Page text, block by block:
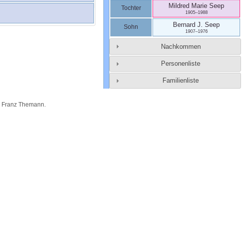
Tochter Mildred Marie Seep
1905–1988
Sohn Bernard J. Seep
1907–1976
Nachkommen
Personenliste
Familienliste
Franz Themann.